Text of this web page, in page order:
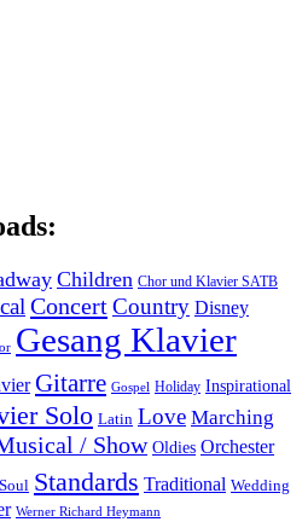
Children Chor und Klavier SATB
ConcertCountry Disney
Gesang Klavier
Gitarre Gospel Holiday Inspirational
Solo Latin Love Marching
/ Show Oldies Orchester
Soul Standards Traditional Wedding
Werner Richard Heymann